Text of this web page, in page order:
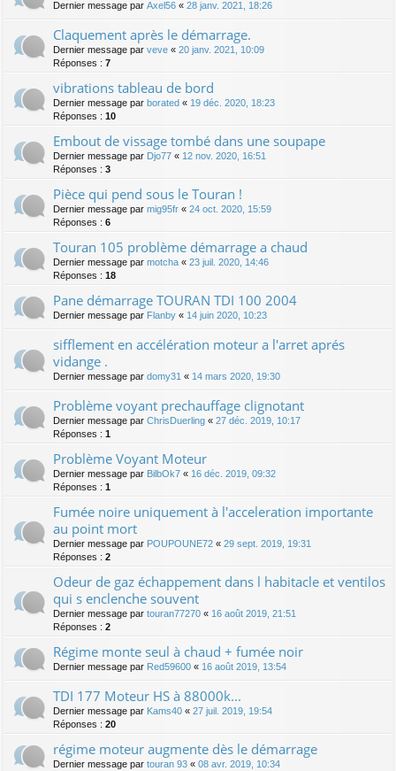
Dernier message par Axel56 « 28 janv. 2021, 18:26
Claquement après le démarrage.
Dernier message par veve « 20 janv. 2021, 10:09
Réponses : 7
vibrations tableau de bord
Dernier message par borated « 19 déc. 2020, 18:23
Réponses : 10
Embout de vissage tombé dans une soupape
Dernier message par Djo77 « 12 nov. 2020, 16:51
Réponses : 3
Pièce qui pend sous le Touran !
Dernier message par mig95fr « 24 oct. 2020, 15:59
Réponses : 6
Touran 105 problème démarrage a chaud
Dernier message par motcha « 23 juil. 2020, 14:46
Réponses : 18
Pane démarrage TOURAN TDI 100 2004
Dernier message par Flanby « 14 juin 2020, 10:23
sifflement en accélération moteur a l'arret aprés
vidange .
Dernier message par domy31 « 14 mars 2020, 19:30
Problème voyant prechauffage clignotant
Dernier message par ChrisDuerling « 27 déc. 2019, 10:17
Réponses : 1
Problème Voyant Moteur
Dernier message par BilbOk7 « 16 déc. 2019, 09:32
Réponses : 1
Fumée noire uniquement à l'acceleration importante
au point mort
Dernier message par POUPOUNE72 « 29 sept. 2019, 19:31
Réponses : 2
Odeur de gaz échappement dans l habitacle et ventilos
qui s enclenche souvent
Dernier message par touran77270 « 16 août 2019, 21:51
Réponses : 2
Régime monte seul à chaud + fumée noir
Dernier message par Red59600 « 16 août 2019, 13:54
TDI 177 Moteur HS à 88000k...
Dernier message par Kams40 « 27 juil. 2019, 19:54
Réponses : 20
régime moteur augmente dès le démarrage
Dernier message par touran 93 « 08 avr. 2019, 10:34